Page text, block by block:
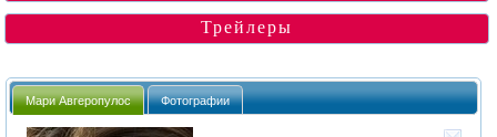
Трейлеры
Мари Авгеропулос Фотографии